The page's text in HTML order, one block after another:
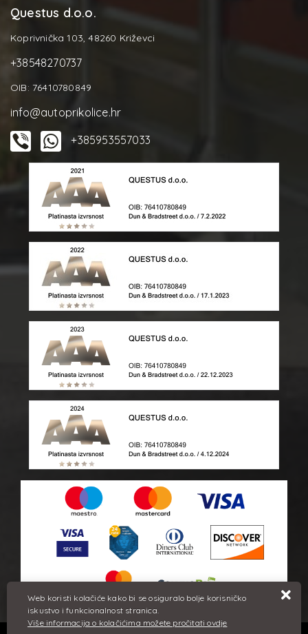
Questus d.o.o.
Koprivnička 103, 48260 Križevci
+38548270737
OIB: 76410780849
info@autoprikolice.hr
+385953557033
Web koristi kolačiće kako bi se osiguralo bolje korisničko
iskustvo i funkcionalnost stranica.
Više informacija o kolačićima možete pročitati ovdje